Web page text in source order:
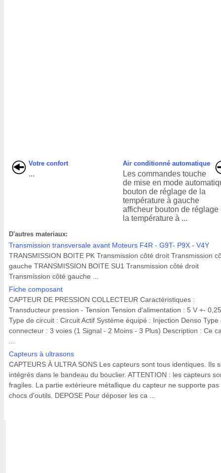
Votre confort
...
Air conditionné automatique
Les commandes touche
de mise en mode
bouton de réglage de la
température à gauche
afficheur bouton de réglage
la température à ...
D'autres materiaux:
Transmission transversale avant Moteurs F4R - G9T- P9X - V4Y
TRANSMISSION BOITE PK Transmission côté droit Transmission
gauche TRANSMISSION BOITE SU1 Transmission côté droit
Transmission côté gauche ...
Fiche composant
CAPTEUR DE PRESSION COLLECTEUR Caractéristiques :
Transducteur pression - Tension Tension d'alimentation : 5 V +- 0,25
Type de circuit : Circuit Actif Système équipé : Injection Denso Type
connecteur : 3 voies (1 Signal - 2 Moins - 3 Plus) Description : Ce
Capteurs à ultrasons
CAPTEURS À ULTRA SONS Les capteurs sont tous identiques. Ils
intégrés dans le bandeau du bouclier. ATTENTION : les capteurs
fragiles. La partie extérieure métallique du capteur ne supporte pas
chocs d'outils. DEPOSE Pour déposer les ca ...